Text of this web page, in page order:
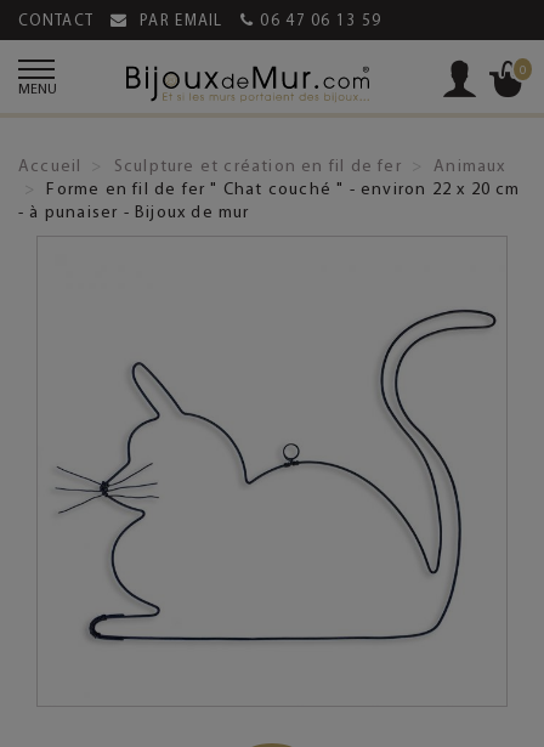
CONTACT PAR EMAIL 06 47 06 13 59
MENU
0
Accueil Sculpture et création en fil de fer
Animaux
Forme en fil de fer " Chat couché " - environ 22 x 20 cm
- à punaiser - Bijoux de mur